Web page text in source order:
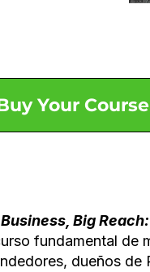
Your Course
Big
fundamental de
dueños de